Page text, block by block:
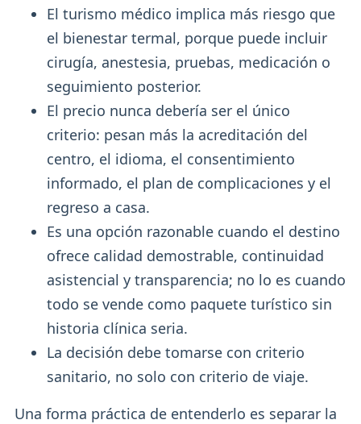
El turismo médico implica más riesgo que
el bienestar termal, porque puede incluir
cirugía, anestesia, pruebas, medicación o
seguimiento posterior.
El precio nunca debería ser el único
criterio: pesan más la acreditación del
centro, el idioma, el consentimiento
informado, el plan de complicaciones y el
regreso a casa.
Es una opción razonable cuando el destino
ofrece calidad demostrable, continuidad
asistencial y transparencia; no lo es cuando
todo se vende como paquete turístico sin
historia clínica seria.
La decisión debe tomarse con criterio
sanitario, no solo con criterio de viaje.
Una forma práctica de entenderlo es separar la